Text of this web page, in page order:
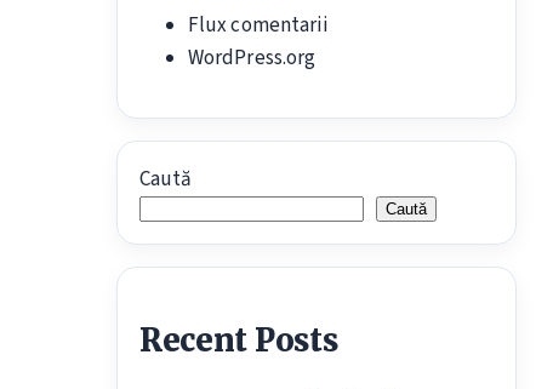
Flux comentarii
WordPress.org
Caută
Caută
Recent Posts